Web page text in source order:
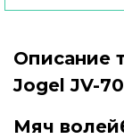
Описание
Jogel JV-
Мяч